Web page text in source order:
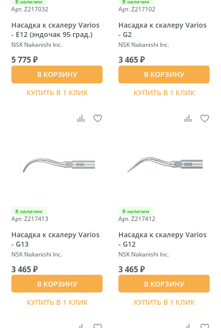
В наличии
Арт. Z217032
Насадка к скалеру Varios
- E12 (эндочак 95 град.)
NSK Nakanishi Inc.
5 775 ₽
В КОРЗИНУ
КУПИТЬ В 1 КЛИК
В наличии
Арт. Z217102
Насадка к скалеру Varios
- G2
NSK Nakanishi Inc.
3 465 ₽
В КОРЗИНУ
КУПИТЬ В 1 КЛИК
В наличии
Арт. Z217413
Насадка к скалеру Varios
- G13
NSK Nakanishi Inc.
3 465 ₽
В КОРЗИНУ
КУПИТЬ В 1 КЛИК
В наличии
Арт. Z217412
Насадка к скалеру Varios
- G12
NSK Nakanishi Inc.
3 465 ₽
В КОРЗИНУ
КУПИТЬ В 1 КЛИК